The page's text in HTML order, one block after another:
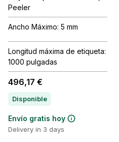
Peeler
Ancho Máximo: 5 mm
Longitud máxima de etiqueta:
1000 pulgadas
496,17 €
Disponible
Envío gratis hoy
Delivery in 3 days